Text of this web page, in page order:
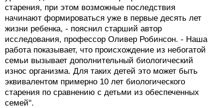
старения, при этом возможные последствия
начинают формироваться уже в первые десять лет
жизни ребенка, - пояснил старший автор
исследования, профессор Оливер Робинсон. - Наша
работа показывает, что происхождение из небогатой
семьи вызывает дополнительный биологический
износ организма. Для таких детей это может быть
эквивалентом примерно 10 лет биологического
старения по сравнению с детьми из обеспеченных
семей".